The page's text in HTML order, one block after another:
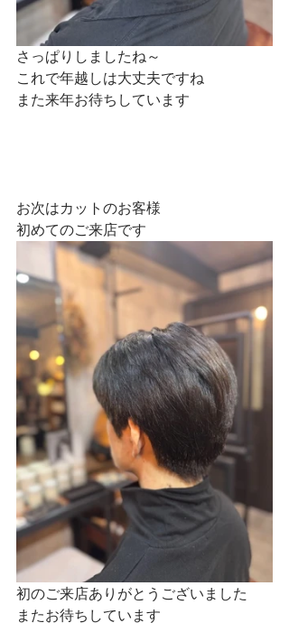
さっぱりしましたね～
これで年越しは大丈夫ですね
また来年お待ちしています
お次はカットのお客様
初めてのご来店です
初のご来店ありがとうございました
またお待ちしています